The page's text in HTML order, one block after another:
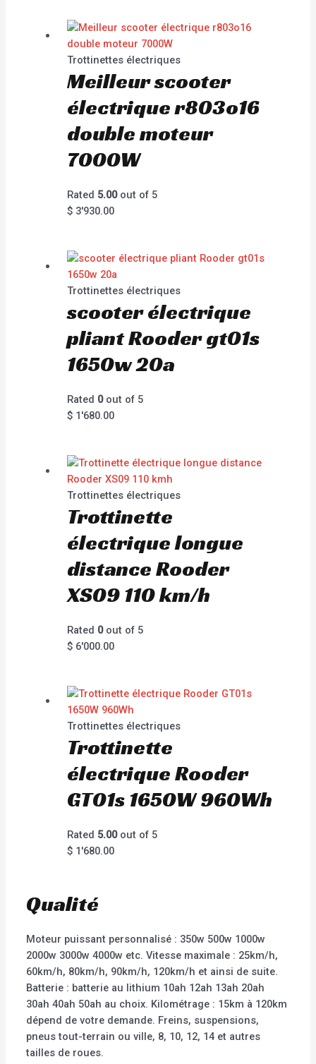
Trottinettes électriques
Meilleur scooter
électrique r803o16
double moteur
7000W
Rated 5.00out of 5
$ 3'930.00
Trottinettes électriques
scooter électrique
pliant Rooder gt01s
1650w 20a
Rated 0out of 5
$ 1'680.00
Trottinettes électriques
Trottinette
électrique longue
distance Rooder
XS09 110 km/h
Rated 0out of 5
$ 6'000.00
Trottinettes électriques
Trottinette
électrique Rooder
GT01s 1650W 960Wh
Rated 5.00out of 5
$ 1'680.00
Qualité
Moteur puissant personnalisé : 350w 500w 1000w
2000w 3000w 4000w etc. Vitesse maximale : 25km/h,
60km/h, 80km/h, 90km/h, 120km/h et ainsi de suite.
Batterie : batterie au lithium 10ah 12ah 13ah 20ah
30ah 40ah 50ah au choix. Kilométrage : 15km à 120km
dépend de votre demande. Freins, suspensions,
pneus tout-terrain ou ville, 8, 10, 12, 14 et autres
tailles de roues.